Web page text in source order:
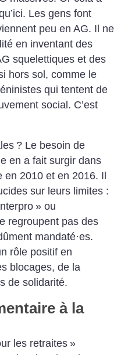
Les gens font
peu en AG. Il ne
en inventant des
squelettiques et des
hors sol, comme le
qui tentent de
social. C’est
? Le besoin de
en a fait surgir dans
2010 et en 2016. Il
sur leurs limites :
» ou
regroupent pas des
mandaté·es.
rôle positif en
blocages, de la
de solidarité.
à la
les retraites »